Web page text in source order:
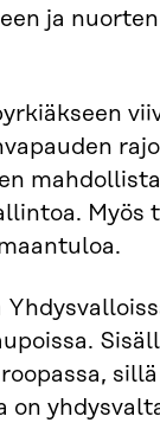
ja
Myös